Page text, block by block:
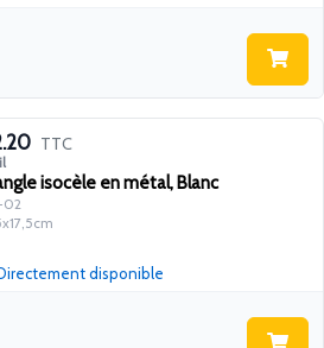
TTC
isocèle en métal, Blanc
02
disponible